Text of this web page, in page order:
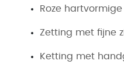
Roze
Zetting met fijne
Ketting met